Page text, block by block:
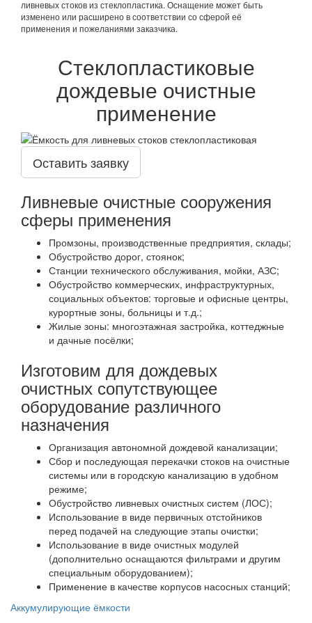
ливневых стоков из стеклопластика. Оснащение может быть
изменено или расширено в соответствии со сферой её
применения и пожеланиями заказчика.
Стеклопластиковые
дождевые очистные
применение
Оставить заявку
Ливневые очистные сооружения
сферы применения
Промзоны, производственные предприятия, склады;
Обустройство дорог, стоянок;
Станции технического обслуживания, мойки, АЗС;
Обустройство коммерческих, инфраструктурных,
социальных объектов: торговые и офисные центры,
курортные зоны, больницы и т.д.;
Жилые зоны: многоэтажная застройка, коттеджные
и дачные посёлки;
Изготовим для дождевых
очистных сопутствующее
оборудование различного
назначения
Организация автономной дождевой канализации;
Сбор и последующая перекачки стоков на очистные
системы или в городскую канализацию в удобном
режиме;
Обустройство ливневых очистных систем (ЛОС);
Использование в виде первичных отстойников
перед подачей на следующие этапы очистки;
Использование в виде очистных модулей
(дополнительно оснащаются фильтрами и другим
специальным оборудованием);
Применение в качестве корпусов насосных станций;
Аккумулирующие ёмкости